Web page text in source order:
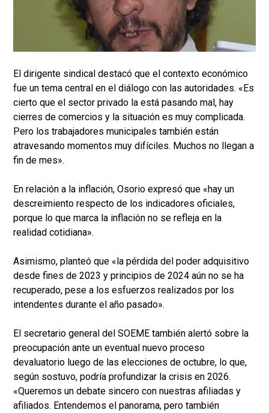
El dirigente sindical destacó que el contexto económico
fue un tema central en el diálogo con las autoridades. «Es
cierto que el sector privado la está pasando mal, hay
cierres de comercios y la situación es muy complicada.
Pero los trabajadores municipales también están
atravesando momentos muy difíciles. Muchos no llegan a
fin de mes».
En relación a la inflación, Osorio expresó que «hay un
descreimiento respecto de los indicadores oficiales,
porque lo que marca la inflación no se refleja en la
realidad cotidiana».
Asimismo, planteó que «la pérdida del poder adquisitivo
desde fines de 2023 y principios de 2024 aún no se ha
recuperado, pese a los esfuerzos realizados por los
intendentes durante el año pasado».
El secretario general del SOEME también alertó sobre la
preocupación ante un eventual nuevo proceso
devaluatorio luego de las elecciones de octubre, lo que,
según sostuvo, podría profundizar la crisis en 2026.
«Queremos un debate sincero con nuestras afiliadas y
afiliados. Entendemos el panorama, pero también